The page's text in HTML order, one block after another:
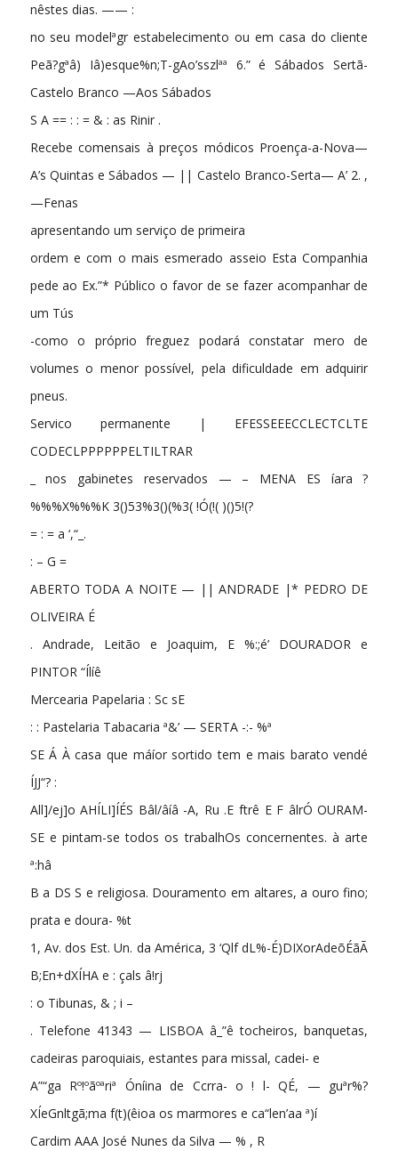
nêstes dias. —— :
no seu modelªgr estabelecimento ou em casa do cliente
Peã?gªâ) Iâ)esque%n;T-gAo’sszlªª 6.” é Sábados Sertã-
Castelo Branco —Aos Sábados
S A == : : = & : as Rinir .
Recebe comensais à preços módicos Proença-a-Nova—
A’s Quintas e Sábados — || Castelo Branco-Serta— A’ 2. ,
—Fenas
apresentando um serviço de primeira
ordem e com o mais esmerado asseio Esta Companhia
pede ao Ex.”* Público o favor de se fazer acompanhar de
um Tús
-como o próprio freguez podará constatar mero de
volumes o menor possível, pela dificuldade em adquirir
pneus.
Servico permanente | EFESSEEECCLECTCLTE
CODECLPPPPPPELTILTRAR
_ nos gabinetes reservados — – MENA ES íara ?
%%%X%%%K 3()53%3()(%3( !Ó(!( )()5!(?
= : = a ‘,“_.
: – G =
ABERTO TODA A NOITE — || ANDRADE |* PEDRO DE
OLIVEIRA É
. Andrade, Leitão e Joaquim, E %:;é’ DOURADOR e
PINTOR “Ílíê
Mercearia Papelaria : Sc sE
: : Pastelaria Tabacaria ª&’ — SERTA -:- %ª
SE Á À casa que máíor sortido tem e mais barato vendé
ÍJJ“? :
All]/ej]o AHÍLI]ÍÉS Bâl/âíâ -A, Ru .E ftrê E F âlrÓ OURAM-
SE e pintam-se todos os trabalhOs concernentes. à arte
ª:hâ
B a DS S e religiosa. Douramento em altares, a ouro fino;
prata e doura- %t
1, Av. dos Est. Un. da América, 3 ‘Qlf dL%-É)DIXorAdeõÉãÃ
B;En+dXÍHA e : çals â!rj
: o Tibunas, & ; i –
. Telefone 41343 — LISBOA â_”ê tocheiros, banquetas,
cadeiras paroquiais, estantes para missal, cadei- e
A”“ga Rº!ºãºªriª Óníina de Ccrra- o ! l- QÉ, — guªr%?
XÍeGnltgã;ma f(t)(êioa os marmores e ca“len’aa ª)í
Cardim AAA José Nunes da Silva — % , R